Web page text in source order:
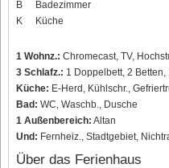
B
Badezimmer
K
Küche
1 Wohnz.: Chromecast, TV,
3 Schlafz.: 1 Doppelbett, 2 Betten,
Küche: E-Herd, Kühlschr.,
Bad: WC, Waschb., Dusche
1 Außenbereich: Altan
Und: Fernheiz., Stadtgebiet,
Über das Ferienhaus